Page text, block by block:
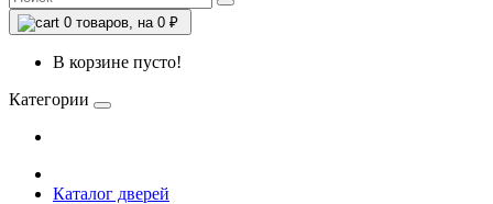
0 товаров, на 0 ₽
В корзине пусто!
Категории
Каталог дверей